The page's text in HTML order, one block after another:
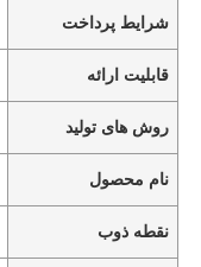
شرایط پرداخت
قابلیت ارائه
روش های تولید
نام محصول
نقطه ذوب